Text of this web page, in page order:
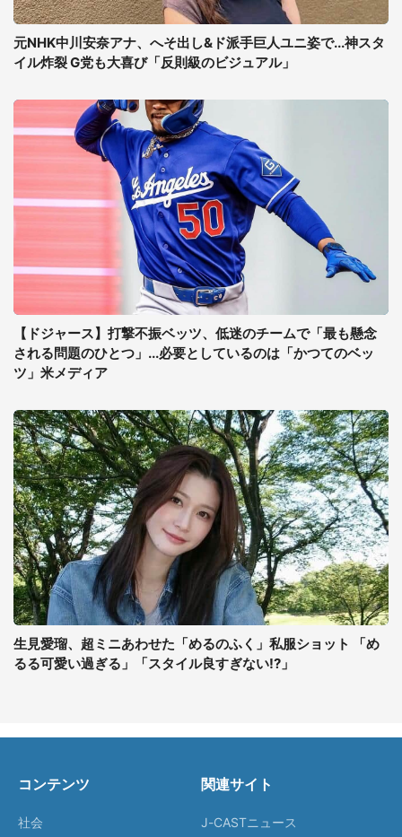
元NHK中川安奈アナ、へそ出し&ド派手巨人ユニ姿で...神スタ
イル炸裂 G党も大喜び「反則級のビジュアル」
【ドジャース】打撃不振ベッツ、低迷のチームで「最も懸念
される問題のひとつ」...必要としているのは「かつてのベッ
ツ」米メディア
生見愛瑠、超ミニあわせた「めるのふく」私服ショット 「め
るる可愛い過ぎる」「スタイル良すぎない!?」
コンテンツ
社会
関連サイト
J-CASTニュース